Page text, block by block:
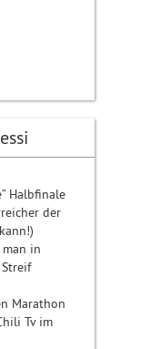
Halbfinale
der
man in
Marathon
Tv im